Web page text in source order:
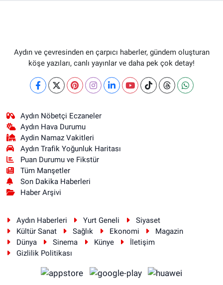
Aydın ve çevresinden en çarpıcı haberler, gündem oluşturan
köşe yazıları, canlı yayınlar ve daha pek çok detay!
Aydın Nöbetçi Eczaneler
Aydın Hava Durumu
Aydin Namaz Vakitleri
Aydın Trafik Yoğunluk Haritası
Puan Durumu ve Fikstür
Tüm Manşetler
Son Dakika Haberleri
Haber Arşivi
Aydın Haberleri Yurt Geneli
Siyaset
Kültür Sanat
Sağlık Ekonomi
Magazin
Dünya
Sinema Künye
İletişim
Gizlilik Politikası